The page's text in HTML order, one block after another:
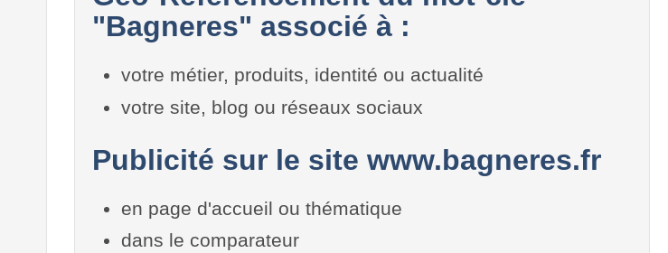
"Bagneres" associé à :
votre métier, produits, identité ou actualité
votre site, blog ou réseaux sociaux
Publicité sur le site www.bagneres.fr
en page d'accueil ou thématique
dans le comparateur